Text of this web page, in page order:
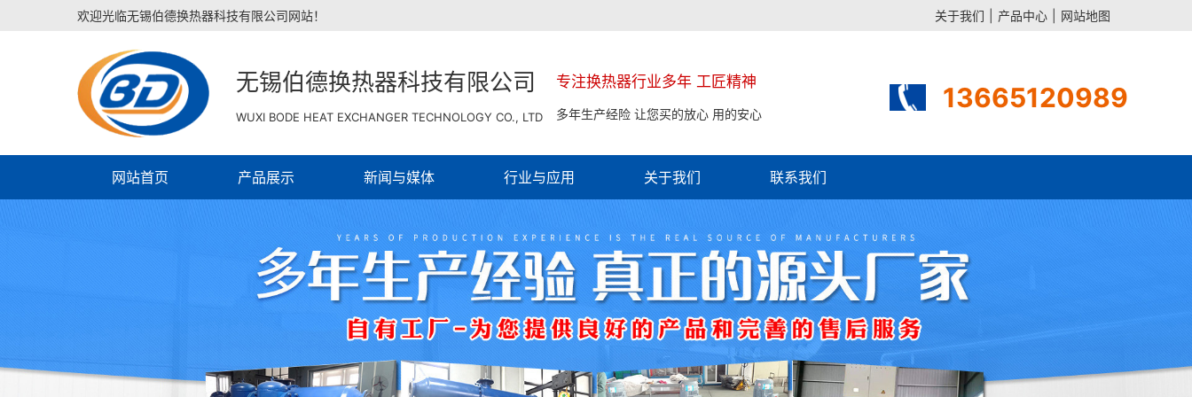
欢迎光临无锡伯德换热器科技有限公司网站！ 关于我们 产品中心 网站地图
无锡伯德换热器科技有限公司
WUXI BODE HEAT EXCHANGER TECHNOLOGY CO., LTD
专注换热器行业多年 工匠精神
多年生产经险 让您买的放心 用的安心
13665120989
网站首页 产品展示 新闻与媒体 行业与应用 关于我们 联系我们